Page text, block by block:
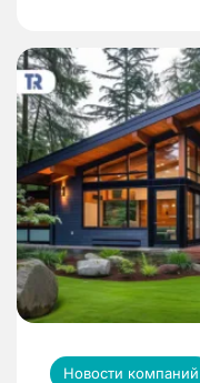
Новости компаний